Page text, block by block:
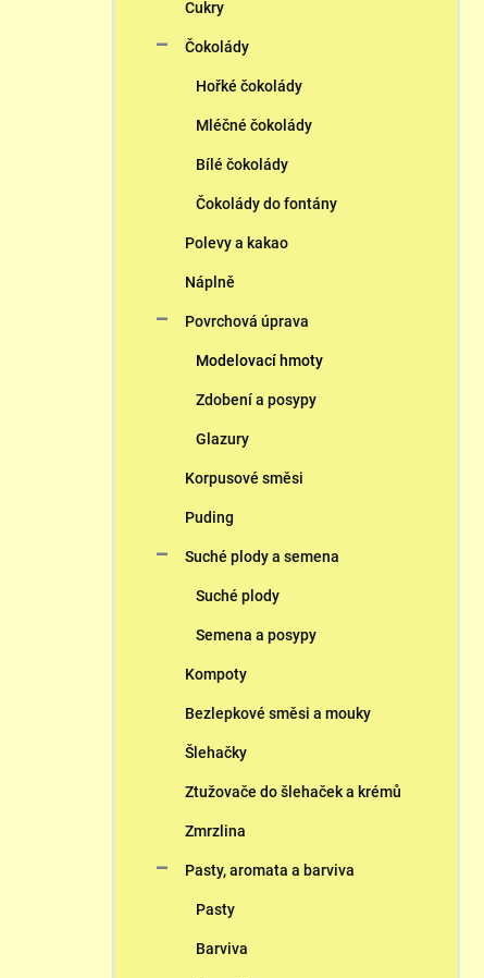
Cukry
Čokolády
Hořké čokolády
Mléčné čokolády
Bílé čokolády
Čokolády do fontány
Polevy a kakao
Náplně
Povrchová úprava
Modelovací hmoty
Zdobení a posypy
Glazury
Korpusové směsi
Puding
Suché plody a semena
Suché plody
Semena a posypy
Kompoty
Bezlepkové směsi a mouky
Šlehačky
Ztužovače do šlehaček a krémů
Zmrzlina
Pasty, aromata a barviva
Pasty
Barviva